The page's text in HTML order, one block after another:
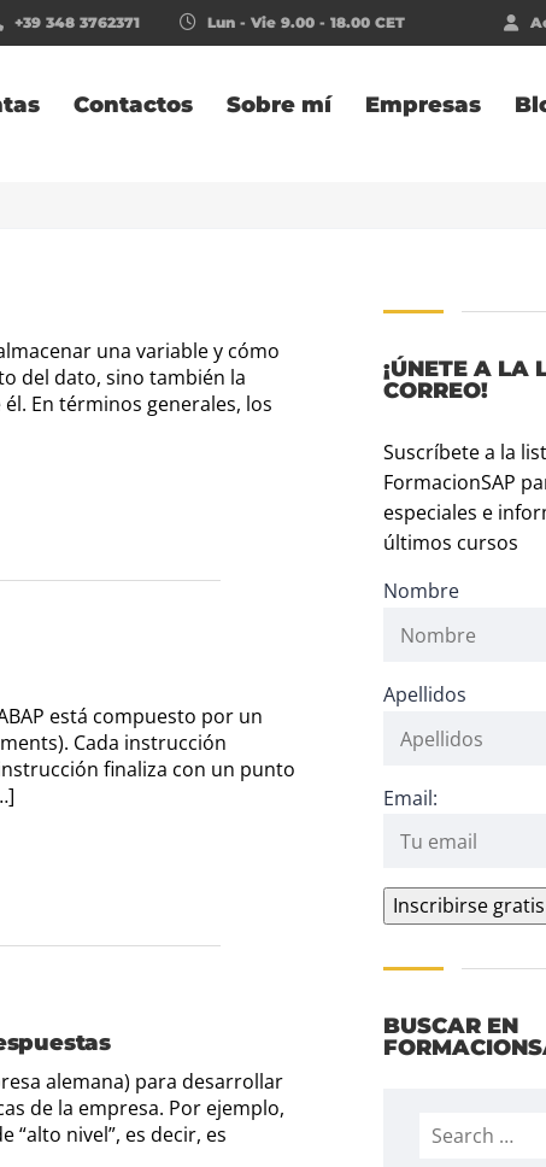
Lun - Vie 9.00 - 18.00 CET
+39 348 3762371
Contactos Sobre mí Empresas
una variable y cómo
del dato, sino también la
En términos generales, los
está compuesto por un
Cada instrucción
finaliza con un punto
alemana) para desarrollar
de la empresa. Por ejemplo,
“alto nivel”, es decir, es
¡ÚNETE A LA
CORREO!
Suscríbete a la
FormacionSAP
especiales e
últimos cursos
Nombre
Apellidos
Email:
BUSCAR EN
Search
for: